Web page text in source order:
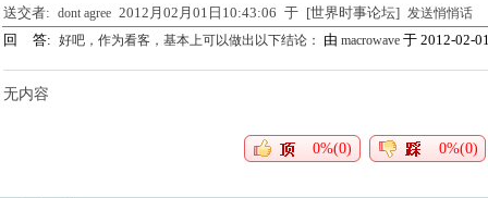
送交者: dont agree 2012月02月01日10:43:06 于 [世界时事论坛] 发送悄悄话
回 答: 好吧，作为看客，基本上可以做出以下结论： 由 macrowave 于 2012-02-
无内容
0%(0) 0%(0)